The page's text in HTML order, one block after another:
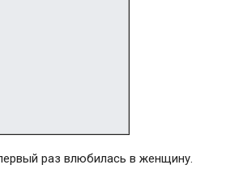
раз влюбилась в женщину.